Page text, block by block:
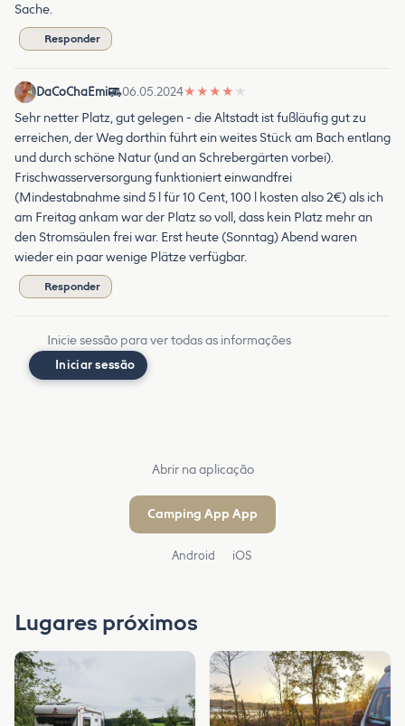
Sache.
Responder
DaCoChaEmi 06.05.2024★ ★ ★ ★ ★
Sehr netter Platz, gut gelegen - die Altstadt ist fußläufig gut zu
erreichen, der Weg dorthin führt ein weites Stück am Bach entlang
und durch schöne Natur (und an Schrebergärten vorbei).
Frischwasserversorgung funktioniert einwandfrei
(Mindestabnahme sind 5 l für 10 Cent, 100 l kosten also 2€) als ich
am Freitag ankam war der Platz so voll, dass kein Platz mehr an
den Stromsäulen frei war. Erst heute (Sonntag) Abend waren
wieder ein paar wenige Plätze verfügbar.
Responder
Inicie sessão para ver todas as informações
Iniciar sessão
Abrir na aplicação
Camping App App
Android iOS
Lugares próximos